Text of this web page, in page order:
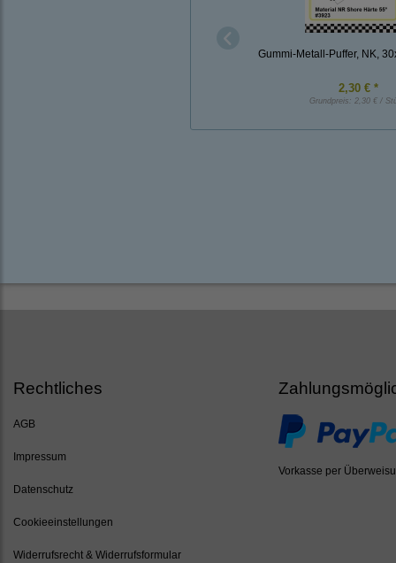
Gummi-Metall-Puffer, NK,
2,30 € *
Grundpreis: 2,30 € /
Rechtliches
AGB
Impressum
Datenschutz
Cookieeinstellungen
Widerrufsrecht & Widerrufsformular
Vorkasse per